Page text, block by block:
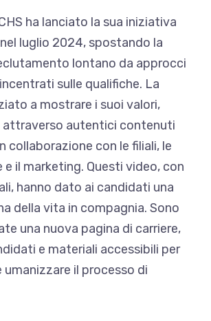
ha lanciato la sua iniziativa
luglio 2024, spostando la
lontano da approcci
sulle qualifiche. La
a mostrare i suoi valori,
attraverso autentici contenuti
collaborazione con le filiali, le
e il marketing. Questi video, con
hanno dato ai candidati una
della vita in compagnia. Sono
una nuova pagina di carriere,
e materiali accessibili per
umanizzare il processo di